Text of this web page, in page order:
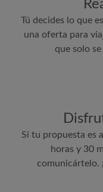
Tú decides lo que
una oferta para
que solo
Si tu propuesta es
horas y 30
comunicártelo.